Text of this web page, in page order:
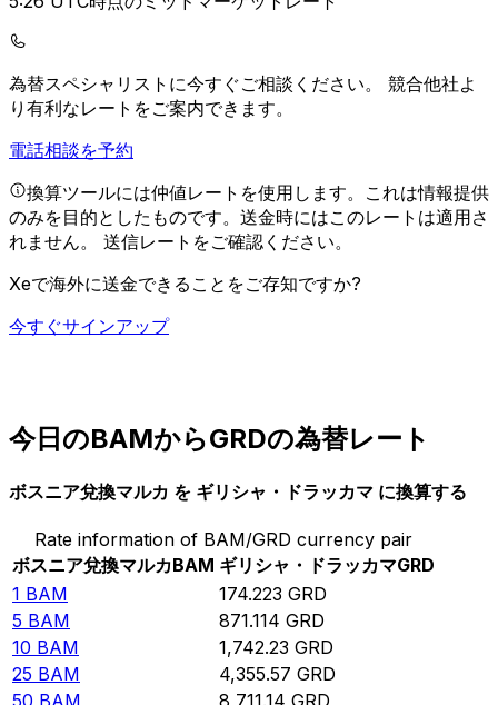
為替スペシャリストに今すぐご相談ください。 競合他社よ
り有利なレートをご案内できます。
電話相談を予約
換算ツールには仲値レートを使用します。これは情報提供
のみを目的としたものです。送金時にはこのレートは適用さ
れません。 送信レートをご確認ください。
Xeで海外に送金できることをご存知ですか?
今すぐサインアップ
今日のBAMからGRDの為替レート
ボスニア兌換マルカ を ギリシャ・ドラッカマ に換算する
Rate information of BAM/GRD currency pair
ボスニア兌換マルカBAM ギリシャ・ドラッカマGRD
1 BAM 174.223 GRD
5 BAM 871.114 GRD
10 BAM 1,742.23 GRD
25 BAM 4,355.57 GRD